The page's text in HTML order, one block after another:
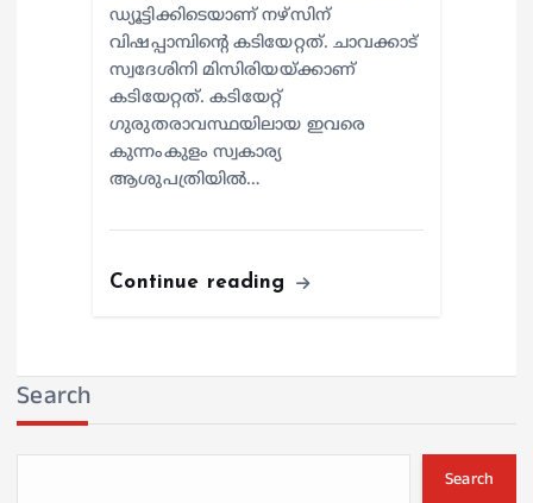
ഡ്യൂട്ടിക്കിടെയാണ് നഴ്സിന്
വിഷപ്പാമ്പിന്റെ കടിയേറ്റത്. ചാവക്കാട്
സ്വദേശിനി മിസിരിയയ്ക്കാണ്
കടിയേറ്റത്. കടിയേറ്റ്
ഗുരുതരാവസ്ഥയിലായ ഇവരെ
കുന്നംകുളം സ്വകാര്യ
ആശുപത്രിയില്‍…
Continue reading
Search
Search